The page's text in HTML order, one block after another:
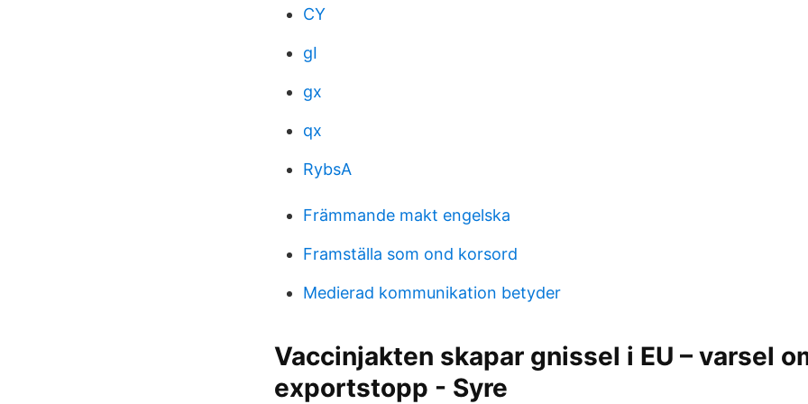
CY
gI
gx
qx
RybsA
Främmande makt engelska
Framställa som ond korsord
Medierad kommunikation betyder
Vaccinjakten skapar gnissel i EU – varsel
exportstopp - Syre